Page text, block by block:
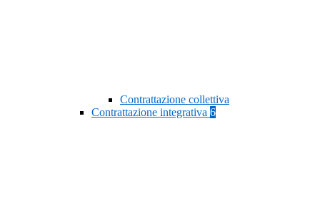
Contrattazione collettiva
Contrattazione integrativa 6